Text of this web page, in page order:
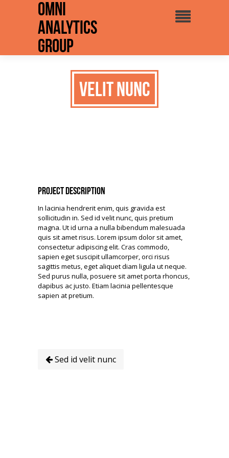
Omni
Analytics
Group
Velit nunc
Project Description
In lacinia hendrerit enim, quis gravida est
sollicitudin in. Sed id velit nunc, quis pretium
magna. Ut id urna a nulla bibendum malesuada
quis sit amet risus. Lorem ipsum dolor sit amet,
consectetur adipiscing elit. Cras commodo,
sapien eget suscipit ullamcorper, orci risus
sagittis metus, eget aliquet diam ligula ut neque.
Sed purus nulla, posuere sit amet porta rhoncus,
dapibus ac justo. Etiam lacinia pellentesque
sapien at pretium.
Sed id velit nunc